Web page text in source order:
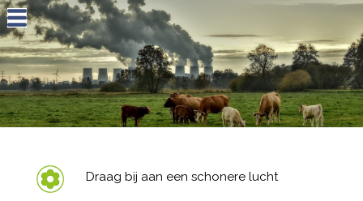
Jump to navigation
Draag bij aan een schonere lucht